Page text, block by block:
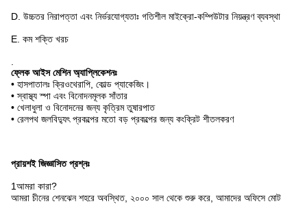
D. উচ্চতর নিরাপত্তা এবং নির্ভরযোগ্যতাঃ গতিশীল মাইক্রো-কম্পিউটার নিয়ন্ত্রণ ব্যবস্থা
E. কম শক্তি খরচ
ফ্লেক আইস মেশিন অ্যাপ্লিকেশনঃ
• হাসপাতালঃ ক্রিওথেরাপি, কোল্ড প্যাকেজিং।
• স্বাস্থ্য স্পা এবং বিনোদনমূলক সাঁতার
• খেলাধুলা ও বিনোদনের জন্য কৃত্রিম তুষারপাত
• রেলপথ জলবিদ্যুৎ প্রকল্পের মতো বড় প্রকল্পের জন্য কংক্রিট শীতলকরণ
প্রায়শই জিজ্ঞাসিত প্রশ্নঃ
1আমরা কারা?
আমরা চীনের শেনঝেন শহরে অবস্থিত, ২০০০ সাল থেকে শুরু করে, আমাদের অফিসে মোট